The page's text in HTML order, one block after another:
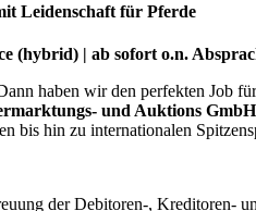
Leidenschaft für Pferde
(hybrid) | ab sofort o.n.
haben wir den perfekten Job
und Auktions GmbH
bis hin zu internationalen
der Debitoren-, Kreditoren-